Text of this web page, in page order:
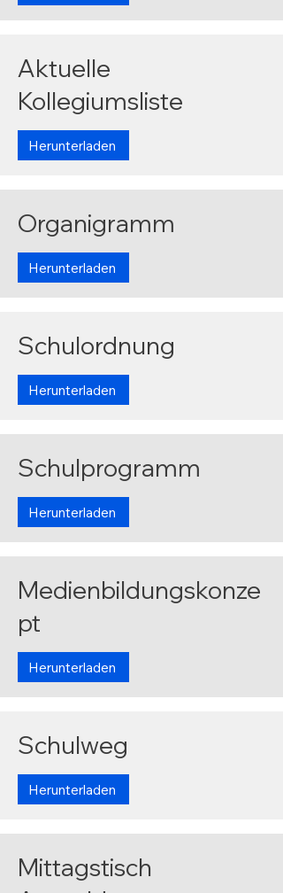
Aktuelle
Kollegiumsliste
Herunterladen
Organigramm
Herunterladen
Schulordnung
Herunterladen
Schulprogramm
Herunterladen
Medienbildungskonze
pt
Herunterladen
Schulweg
Herunterladen
Mittagstisch